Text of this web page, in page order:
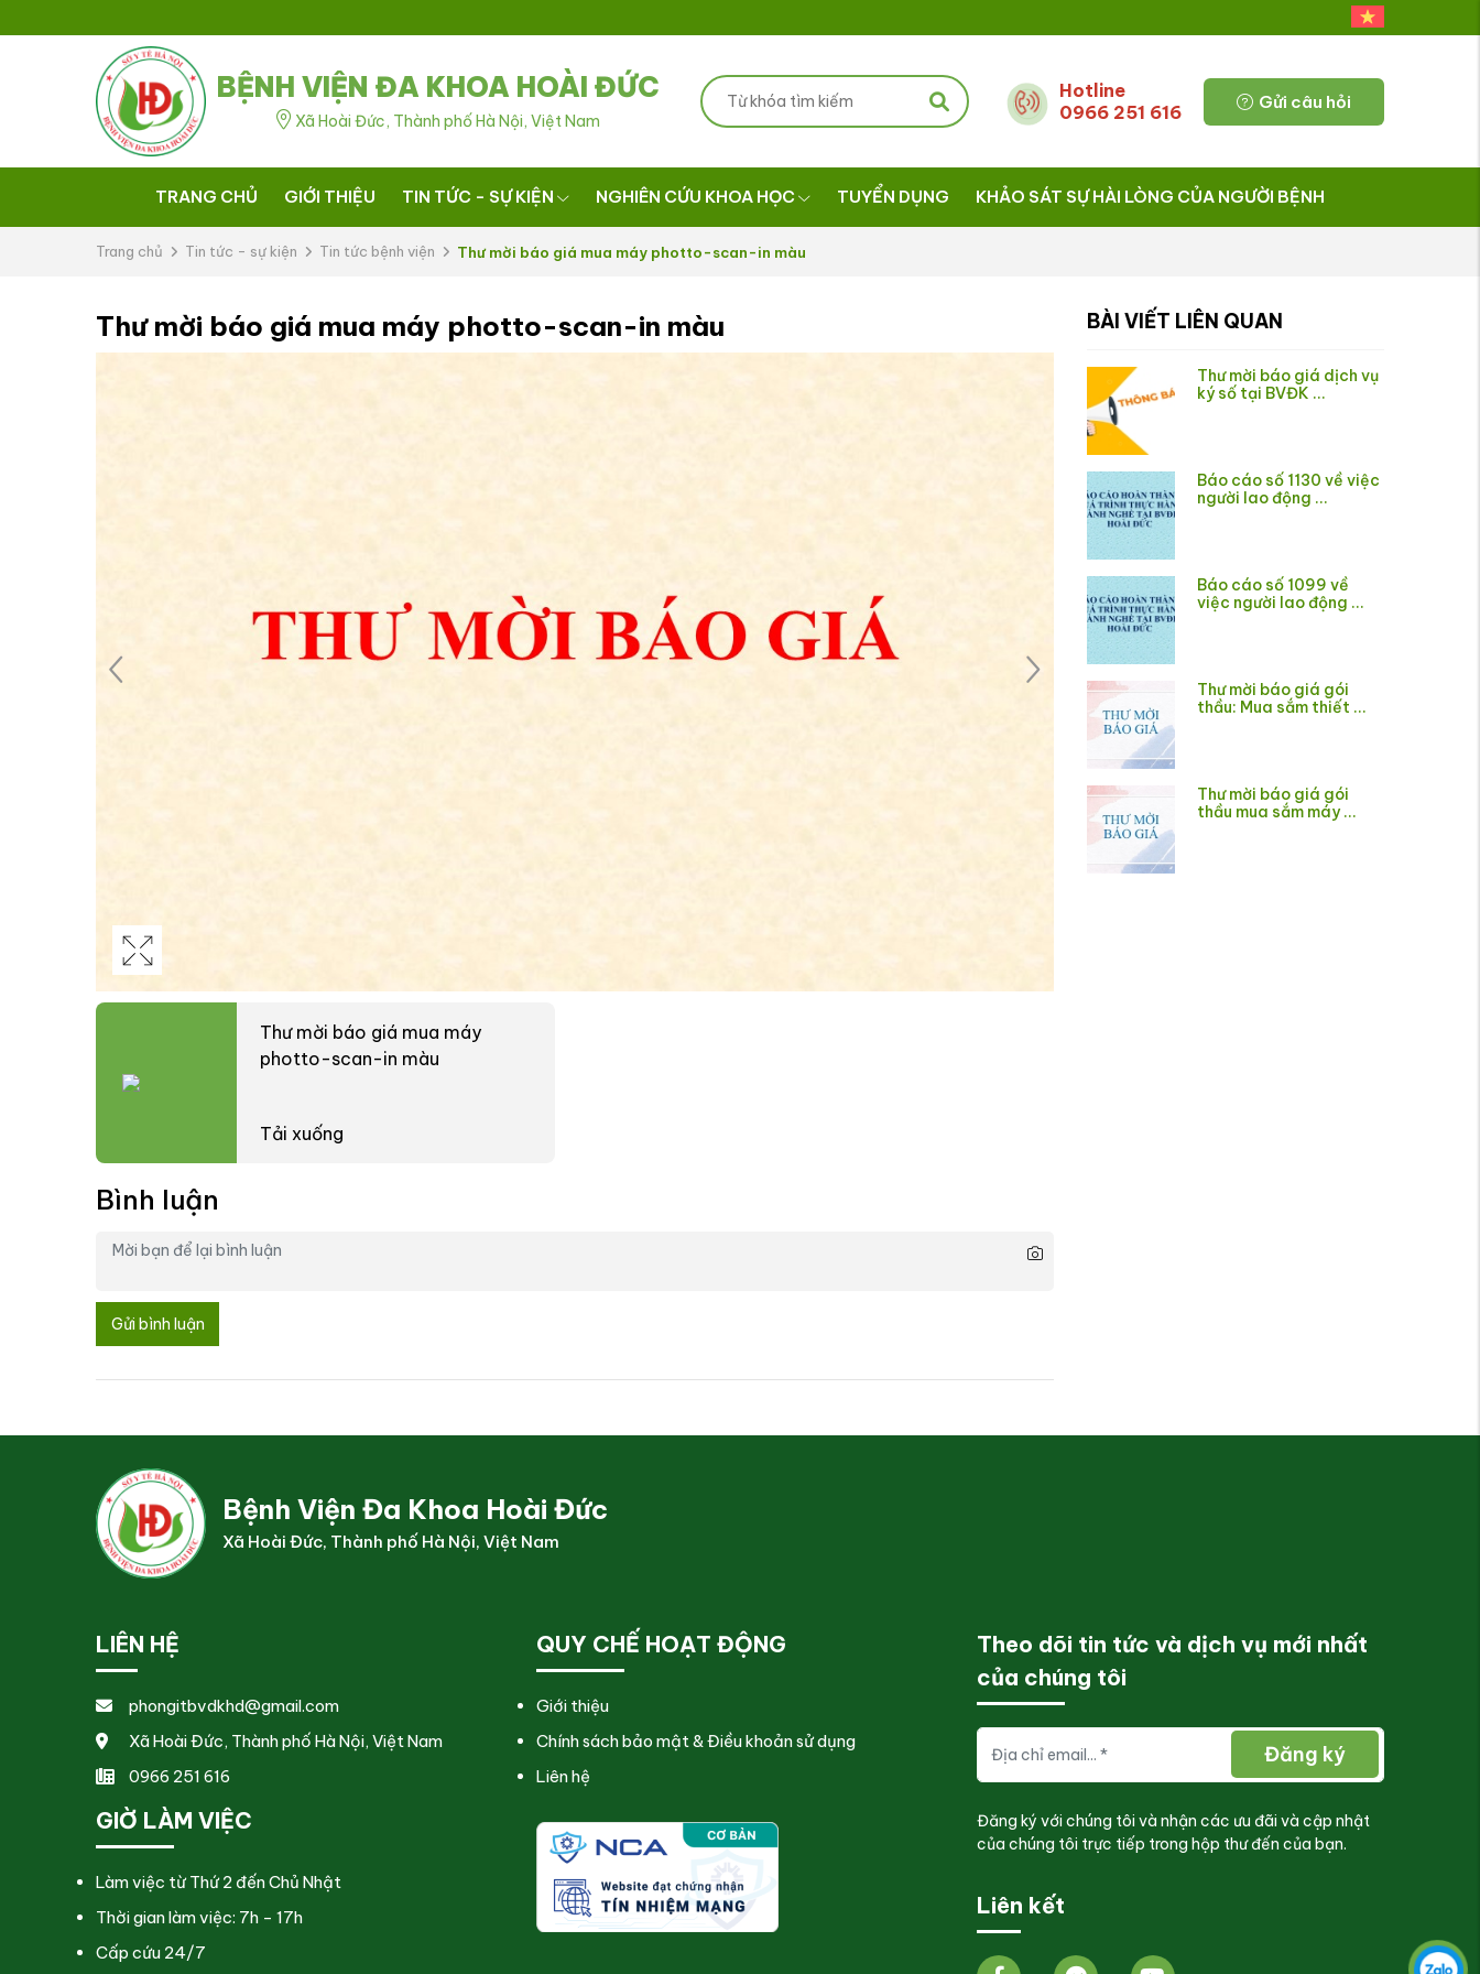
BỆNH VIỆN ĐA KHOA HOÀI ĐỨC
Xã Hoài Đức, Thành phố Hà Nội, Việt Nam
Hotline
0966 251 616
Gửi câu hỏi
TRANG CHỦ GIỚI THIỆU TIN TỨC - SỰ KIỆN NGHIÊN CỨU KHOA HỌC TUYỂN DỤNG KHẢO SÁT SỰ HÀI LÒNG CỦA NGƯỜI BỆNH
Trang chủ Tin tức - sự kiện Tin tức bệnh viện Thư mời báo giá mua máy photto-scan-in màu
Thư mời báo giá mua máy photto-scan-in màu
Thư mời báo giá mua máy
photto-scan-in màu
Tải xuống
Bình luận
Gửi bình luận
BÀI VIẾT LIÊN QUAN
Thư mời báo giá dịch vụ
ký số tại BVĐK ...
Báo cáo số 1130 về việc
người lao động ...
Báo cáo số 1099 về
việc người lao động ...
Thư mời báo giá gói
thầu: Mua sắm thiết ...
Thư mời báo giá gói
thầu mua sắm máy ...
Bệnh Viện Đa Khoa Hoài Đức
Xã Hoài Đức, Thành phố Hà Nội, Việt Nam
LIÊN HỆ
phongitbvdkhd@gmail.com
Xã Hoài Đức, Thành phố Hà Nội, Việt Nam
0966 251 616
GIỜ LÀM VIỆC
Làm việc từ Thứ 2 đến Chủ Nhật
Thời gian làm việc: 7h - 17h
Cấp cứu 24/7
QUY CHẾ HOẠT ĐỘNG
Giới thiệu
Chính sách bảo mật & Điều khoản sử dụng
Liên hệ
Theo dõi tin tức và dịch vụ mới nhất
của chúng tôi
Đăng ký
Đăng ký với chúng tôi và nhận các ưu đãi và cập nhật
của chúng tôi trực tiếp trong hộp thư đến của bạn.
Liên kết